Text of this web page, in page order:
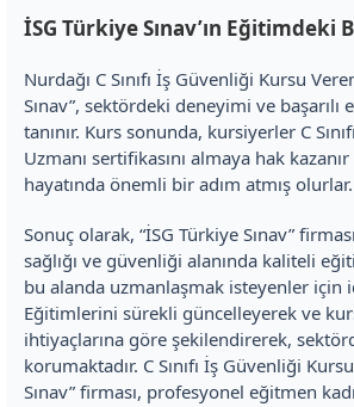
İSG Türkiye Sınav’ın Eğitimdeki
Nurdağı C Sınıfı İş Güvenliği Kursu
Sınav”, sektördeki deneyimi ve
tanınır. Kurs sonunda, kursiyerler C
Uzmanı sertifikasını almaya hak
hayatında önemli bir adım atmış olurlar.
Sonuç olarak, “İSG Türkiye Sınav”
sağlığı ve güvenliği alanında kaliteli
bu alanda uzmanlaşmak isteyenler için
Eğitimlerini sürekli güncelleyerek ve
ihtiyaçlarına göre şekilendirerek,
korumaktadır. C Sınıfı İş Güvenliği
Sınav” firması, profesyonel eğitmen